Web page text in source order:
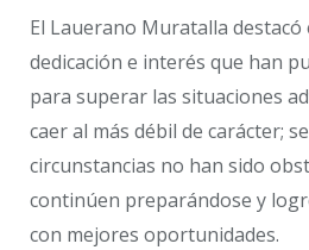
El Lauerano Muratalla
dedicación e interés que han
para superar las situaciones
caer al más débil de carácter;
circunstancias no han sido
continúen preparándose y
con mejores oportunidades.